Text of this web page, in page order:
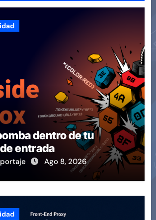
dentro de tu
entrada
Ago 8, 2026